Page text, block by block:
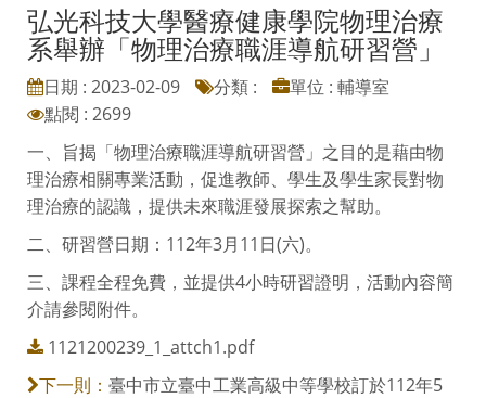
弘光科技大學醫療健康學院物理治療
系舉辦「物理治療職涯導航研習營」
日期 : 2023-02-09 分類 :
單位 : 輔導室
點閱 : 2699
一、旨揭「物理治療職涯導航研習營」之目的是藉由物
理治療相關專業活動，促進教師、學生及學生家長對物
理治療的認識，提供未來職涯發展探索之幫助。
二、研習營日期：112年3月11日(六)。
三、課程全程免費，並提供4小時研習證明，活動內容簡
介請參閱附件。
1121200239_1_attch1.pdf
下一則： 臺中市立臺中工業高級中等學校訂於112年5